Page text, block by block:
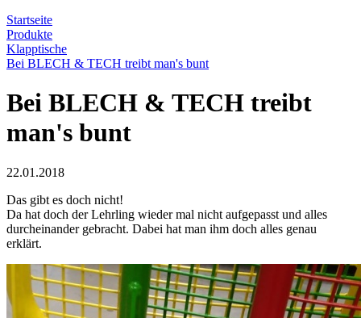
Startseite
Produkte
Klapptische
Bei BLECH & TECH treibt man's bunt
Bei BLECH & TECH treibt
man's bunt
22.01.2018
Das gibt es doch nicht!
Da hat doch der Lehrling wieder mal nicht aufgepasst und alles
durcheinander gebracht. Dabei hat man ihm doch alles genau
erklärt.